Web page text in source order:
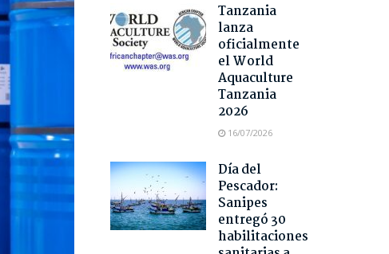
Tanzania
lanza
oficialmente
el World
Aquaculture
Tanzania
2026
16/07/2026
Día del
Pescador:
Sanipes
entregó 30
habilitaciones